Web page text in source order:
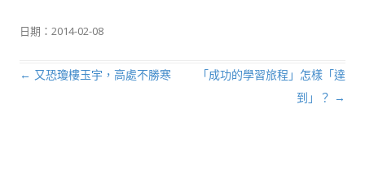
日期： 2014-02-08
文章導航列
← 又恐瓊樓玉宇，高處不勝寒
「成功的學習旅程」怎樣「達
到」？ →